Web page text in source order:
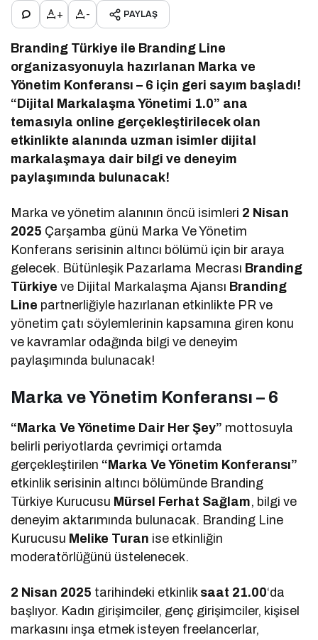
+ - PAYLAŞ
Branding Türkiye ile Branding Line
organizasyonuyla hazırlanan Marka ve
Yönetim Konferansı – 6 için geri sayım başladı!
“Dijital Markalaşma Yönetimi 1.0” ana
temasıyla online gerçekleştirilecek olan
etkinlikte alanında uzman isimler dijital
markalaşmaya dair bilgi ve deneyim
paylaşımında bulunacak!
Marka ve yönetim alanının öncü isimleri 2 Nisan
2025 Çarşamba günü Marka Ve Yönetim
Konferans serisinin altıncı bölümü için bir araya
gelecek. Bütünleşik Pazarlama Mecrası Branding
Türkiye ve Dijital Markalaşma Ajansı Branding
Line partnerliğiyle hazırlanan etkinlikte PR ve
yönetim çatı söylemlerinin kapsamına giren konu
ve kavramlar odağında bilgi ve deneyim
paylaşımında bulunacak!
Marka ve Yönetim Konferansı – 6
“Marka Ve Yönetime Dair Her Şey” mottosuyla
belirli periyotlarda çevrimiçi ortamda
gerçekleştirilen “Marka Ve Yönetim Konferansı”
etkinlik serisinin altıncı bölümünde Branding
Türkiye Kurucusu Mürsel Ferhat Sağlam, bilgi ve
deneyim aktarımında bulunacak. Branding Line
Kurucusu Melike Turan ise etkinliğin
moderatörlüğünü üstelenecek.
2 Nisan 2025 tarihindeki etkinlik saat 21.00‘da
başlıyor. Kadın girişimciler, genç girişimciler, kişisel
markasını inşa etmek isteyen freelancerlar,